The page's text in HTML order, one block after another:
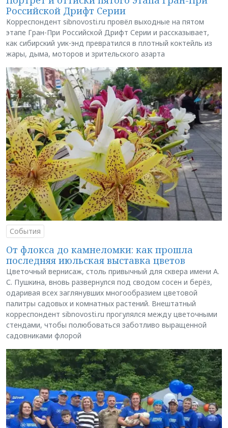
Российской Дрифт Серии
Корреспондент sibnovosti.ru провёл выходные на пятом
этапе Гран-При Российской Дрифт Серии и рассказывает,
как сибирский уик-энд превратился в плотный коктейль из
жары, дыма, моторов и зрительского азарта
События
От флокса до камнеломки: как прошла
последняя июльская выставка цветов
Цветочный вернисаж, столь привычный для сквера имени А.
С. Пушкина, вновь развернулся под сводом сосен и берёз,
одаривая всех заглянувших многообразием цветовой
палитры садовых и комнатных растений. Внештатный
корреспондент sibnovosti.ru прогулялся между цветочными
стендами, чтобы полюбоваться заботливо выращенной
садовниками флорой